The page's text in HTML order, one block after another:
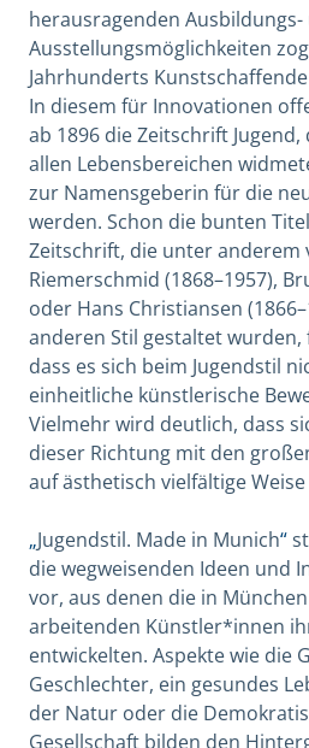
herausragenden Ausbildungs-
Ausstellungsmöglichkeiten
Jahrhunderts
In diesem für Innovationen
ab 1896 die Zeitschrift
allen Lebensbereichen
zur Namensgeberin für die
werden. Schon die bunten
Zeitschrift, die unter anderem
Riemerschmid (1868–1957),
oder Hans Christiansen
anderen Stil gestaltet wurden,
dass es sich beim Jugendstil
einheitliche künstlerische
Vielmehr wird deutlich, dass
dieser Richtung mit den
auf ästhetisch vielfältige
„Jugendstil. Made in Munich“
die wegweisenden Ideen und
vor, aus denen die in
arbeitenden Künstler*innen
entwickelten. Aspekte wie die
Geschlechter, ein gesundes
der Natur oder die
Gesellschaft bilden den